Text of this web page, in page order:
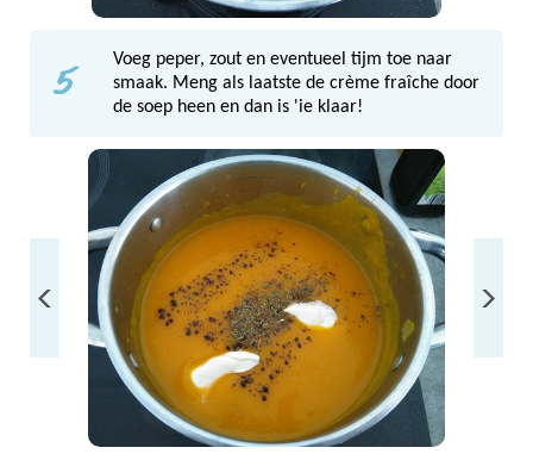
5
Voeg peper, zout en eventueel tijm toe naar
smaak. Meng als laatste de crème fraîche door
de soep heen en dan is 'ie klaar!